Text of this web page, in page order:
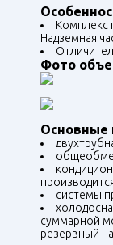
Комплекс
Надземная
Фото
Основные
системы
суммарной
резервный